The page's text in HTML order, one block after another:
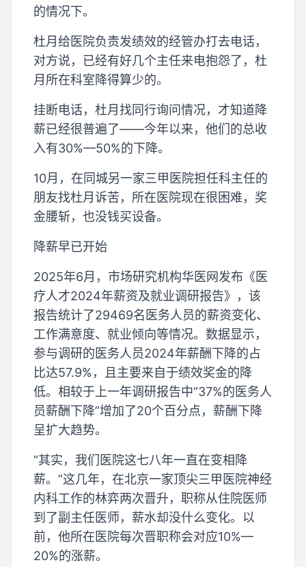
的情况下。
杜月给医院负责发绩效的经管办打去电话，
对方说，已经有好几个主任来电抱怨了，杜
月所在科室降得算少的。
挂断电话，杜月找同行询问情况，才知道降
薪已经很普遍了——今年以来，他们的总收
入有30%—50%的下降。
10月，在同城另一家三甲医院担任科主任的
朋友找杜月诉苦，所在医院现在很困难，奖
金腰斩，也没钱买设备。
降薪早已开始
2025年6月，市场研究机构华医网发布《医
疗人才2024年薪资及就业调研报告》，该
报告统计了29469名医务人员的薪资变化、
工作满意度、就业倾向等情况。数据显示，
参与调研的医务人员2024年薪酬下降的占
比达57.9%，且主要来自于绩效奖金的降
低。相较于上一年调研报告中“37%的医务人
员薪酬下降”增加了20个百分点，薪酬下降
呈扩大趋势。
“其实，我们医院这七八年一直在变相降
薪。”这几年，在北京一家顶尖三甲医院神经
内科工作的林弈两次晋升，职称从住院医师
到了副主任医师，薪水却没什么变化。以
前，他所在医院每次晋职称会对应10%—
20%的涨薪。